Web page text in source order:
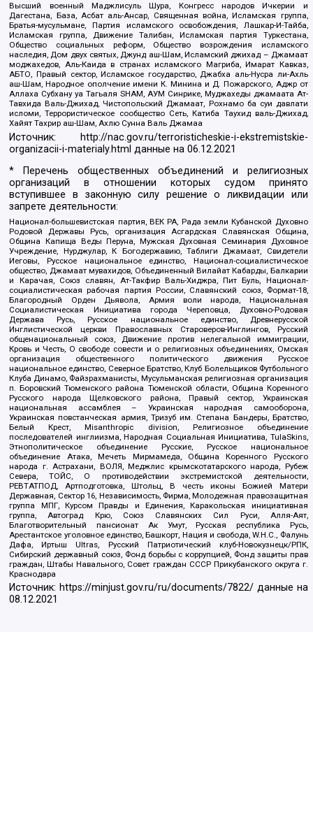
Высший военный Маджлисуль Шура, Конгресс народов Ичкерии и
Дагестана, База, Асбат аль-Ансар, Священная война, Исламская группа,
Братья-мусульмане, Партия исламского освобождения, Лашкар-И-Тайба,
Исламская группа, Движение Талибан, Исламская партия Туркестана,
Общество социальных реформ, Общество возрождения исламского
наследия, Дом двух святых, Джунд аш-Шам, Исламский джихад – Джамаат
моджахедов, Аль-Каида в странах исламского Магриба, Имарат Кавказ,
АБТО, Правый сектор, Исламское государство, Джабха аль-Нусра ли-Ахль
аш-Шам, Народное ополчение имени К. Минина и Д. Пожарского, Аджр от
Аллаха Субхану уа Тагьаля SHAM, АУМ Синрике, Муджахеды джамаата Ат-
Тавхида Валь-Джихад, Чистопольский Джамаат, Рохнамо ба суи давлати
исломи, Террористическое сообщество Сеть, Катиба Таухид валь-Джихад,
Хайят Тахрир аш-Шам, Ахлю Сунна Валь Джамаа
Источник:
http://nac.gov.ru/terroristicheskie-i-ekstremistskie-
organizacii-i-materialy.html данные на06.12.2021
* Перечень общественных объединений и религиозных
организаций в отношении которых судом принято
вступившее в законную силу решение о ликвидации или
запрете деятельности:
Национал-большевистская партия, ВЕК РА, Рада земли Кубанской Духовно
Родовой Державы Русь, организация Асгардская Славянская Община,
Община Капища Веды Перуна, Мужская Духовная Семинария Духовное
Учреждение, Нурджулар, К Богодержавию, Таблиги Джамаат, Свидетели
Иеговы, Русское национальное единство, Национал-социалистическое
общество, Джамаат мувахидов, Объединенный Вилайат Кабарды, Балкарии
и Карачая, Союз славян, Ат-Такфир Валь-Хиджра, Пит Буль, Национал-
социалистическая рабочая партия России, Славянский союз, Формат-18,
Благородный Орден Дьявола, Армия воли народа, Национальная
Социалистическая Инициатива города Череповца, Духовно-Родовая
Держава Русь, Русское национальное единство, Древнерусской
Инглистической церкви Православных Староверов-Инглингов, Русский
общенациональный союз, Движение против нелегальной иммиграции,
Кровь и Честь, О свободе совести и о религиозных объединениях, Омская
организация общественного политического движения Русское
национальное единство, Северное Братство, Клуб Болельщиков Футбольного
Клуба Динамо, Файзрахманисты, Мусульманская религиозная организация
п. Боровский Тюменского района Тюменской области, Община Коренного
Русского народа Щелковского района, Правый сектор, Украинская
национальная ассамблея – Украинская народная самооборона,
Украинская повстанческая армия, Тризуб им. Степана Бандеры, Братство,
Белый Крест, Misanthropic division, Религиозное объединение
последователей инглиизма, Народная Социальная Инициатива, TulaSkins,
Этнополитическое объединение Русские, Русское национальное
объединение Атака, Мечеть Мирмамеда, Община Коренного Русского
народа г. Астрахани, ВОЛЯ, Меджлис крымскотатарского народа, Рубеж
Севера, ТОЙС, О противодействии экстремистской деятельности,
РЕВТАТПОД, Артподготовка, Штольц, В честь иконы Божией Матери
Державная, Сектор 16, Независимость, Фирма, Молодежная правозащитная
группа МПГ, Курсом Правды и Единения, Каракольская инициативная
группа, Автоград Крю, Союз Славянских Сил Руси, Алля-Аят,
Благотворительный пансионат Ак Умут, Русская республика Русь,
Арестантское уголовное единство, Башкорт, Нация и свобода, W.H.С., Фалунь
Дафа, Иртыш Ultras, Русский Патриотический клуб-Новокузнецк/РПК,
Сибирский державный союз, Фонд борьбы с коррупцией, Фонд защиты прав
граждан, Штабы Навального, Совет граждан СССР Прикубанского округа г.
Краснодара
Источник: https://minjust.gov.ru/ru/documents/7822/ данные на
08.12.2021